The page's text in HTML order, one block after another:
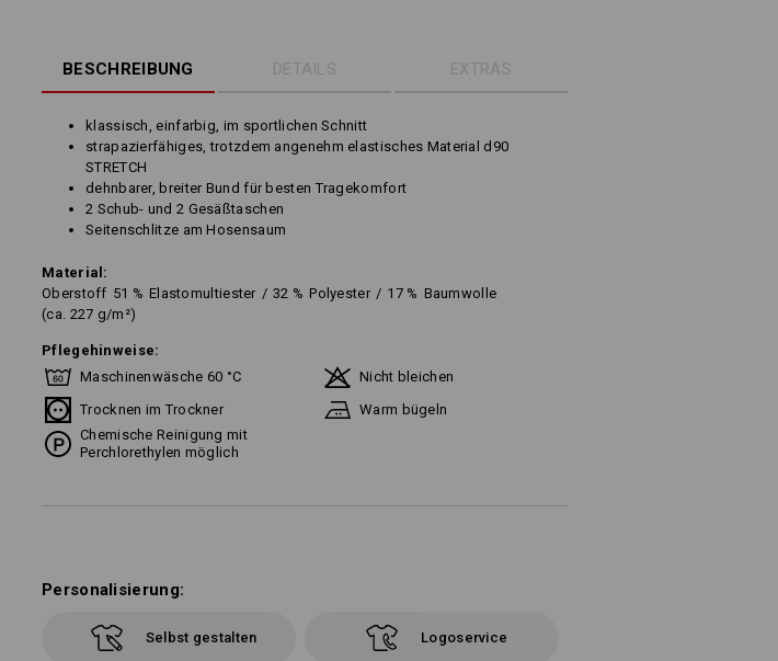
BESCHREIBUNG DETAILS EXTRAS
klassisch, einfarbig, im sportlichen Schnitt
strapazierfähiges, trotzdem angenehm elastisches Material d90
STRETCH
dehnbarer, breiter Bund für besten Tragekomfort
2 Schub- und 2 Gesäßtaschen
Seitenschlitze am Hosensaum
Material:
Oberstoff 51 % Elastomultiester / 32 % Polyester / 17% Baumwolle
(ca. 227 g/m²)
Pflegehinweise:
Maschinenwäsche 60 °C
Nicht bleichen
Trocknen im Trockner
Warm bügeln
Chemische Reinigung mit
Perchlorethylen möglich
Personalisierung:
Selbst gestalten Logoservice